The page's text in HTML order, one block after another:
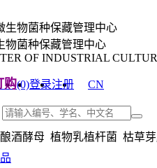
物菌种保藏管理中心
OF INDUSTRIAL
购(0)登录注册
CN
酒酵母 植物乳植杆菌 枯草